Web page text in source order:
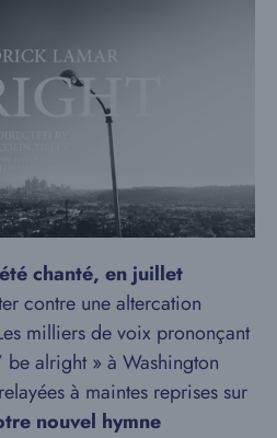
chanté, en juillet
contre une altercation
milliers de voix prononçant
alright » à Washington
à maintes reprises sur
nouvel hymne